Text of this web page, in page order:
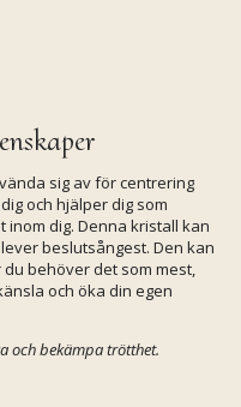
sig av för centrering
och hjälper dig som
dig. Denna kristall kan
beslutsångest. Den kan
behöver det som mest,
och öka din egen
och bekämpa trötthet.